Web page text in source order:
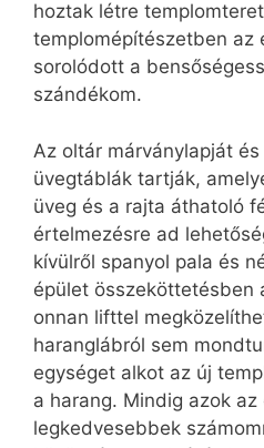
hoztak létre
templomépítészetben az
sorolódott a
szándékom.
Az oltár márványlapját
üvegtáblák tartják,
üveg és a rajta áthatoló
értelmezésre ad
kívülről spanyol pala és
épület összeköttetésben
onnan lifttel
haranglábról sem
egységet alkot az új
a harang. Mindig azok az
legkedvesebbek